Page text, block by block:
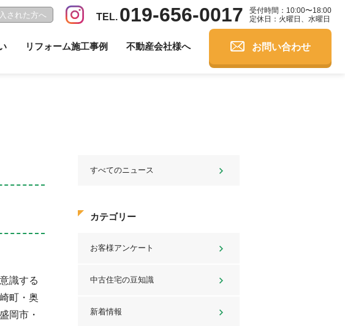
リフォーム施工事例 不動産会社様へ
された方へ 019-656-0017
受付時間：10:00〜18:00
定休日：火曜日、水曜日
お問い合わせ
識する
町・奥
岡市・
すべてのニュース
カテゴリー
お客様アンケート
中古住宅の豆知識
新着情報